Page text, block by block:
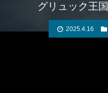
グリュック王
2025.4.16